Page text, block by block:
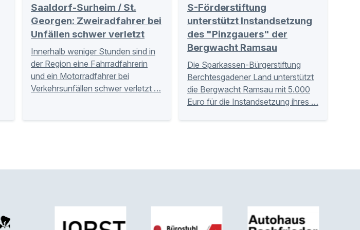
Saaldorf-Surheim / St.
Georgen: Zweiradfahrer bei
Unfällen schwer verletzt
Innerhalb weniger Stunden sind in
der Region eine Fahrradfahrerin
und ein Motorradfahrer bei
Verkehrsunfällen schwer verletzt …
S-Förderstiftung
unterstützt Instandsetzung
des "Pinzgauers" der
Bergwacht Ramsau
Die Sparkassen-Bürgerstiftung
Berchtesgadener Land unterstützt
die Bergwacht Ramsau mit 5.000
Euro für die Instandsetzung ihres …